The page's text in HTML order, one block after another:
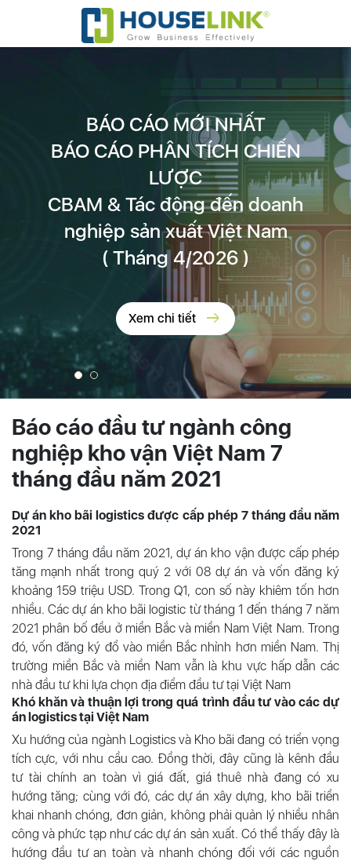
BÁO CÁO MỚI NHẤT
BÁO CÁO PHÂN TÍCH CHIẾN
LƯỢC
CBAM & Tác động đến doanh
nghiệp sản xuất Việt Nam
( Tháng 4/2026 )
Xem chi tiết arrow_right_alt
Báo cáo đầu tư ngành công
nghiệp kho vận Việt Nam 7
tháng đầu năm 2021
Dự án kho bãi logistics được cấp phép 7 tháng đầu năm
2021
Trong 7 tháng đầu năm 2021, dự án kho vận được cấp phép
tăng mạnh nhất trong quý 2 với 08 dự án và vốn đăng ký
khoảng 159 triệu USD. Trong Q1, con số này khiêm tốn hơn
nhiều. Các dự án kho bãi logistic từ tháng 1 đến tháng 7 năm
2021 phân bố đều ở miền Bắc và miền Nam Việt Nam. Trong
đó, vốn đăng ký đổ vào miền Bắc nhỉnh hơn miền Nam. Thị
trường miền Bắc và miền Nam vẫn là khu vực hấp dẫn các
nhà đầu tư khi lựa chọn địa điểm đầu tư tại Việt Nam
Khó khăn và thuận lợi trong quá trình đầu tư vào các dự
án logistics tại Việt Nam
Xu hướng của ngành Logistics và Kho bãi đang có triển vọng
tích cực, với nhu cầu cao. Đồng thời, đây cũng là kênh đầu
tư tài chính an toàn vì giá đất, giá thuê nhà đang có xu
hướng tăng; cùng với đó, các dự án xây dựng, kho bãi triển
khai nhanh chóng, đơn giản, không phải quản lý nhiều nhân
công và phức tạp như các dự án sản xuất. Có thể thấy đây là
hướng đầu tư an toàn và nhanh chóng đối với các nguồn